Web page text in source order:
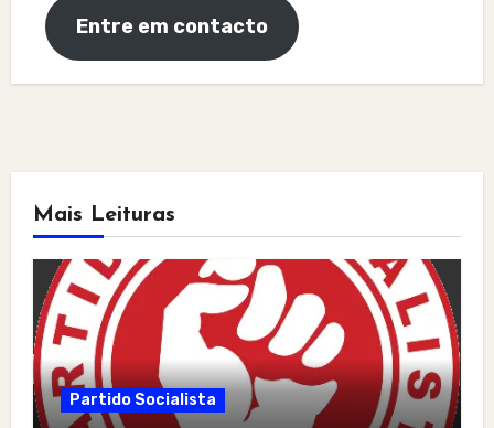
Entre em contacto
Mais Leituras
Partido Socialista